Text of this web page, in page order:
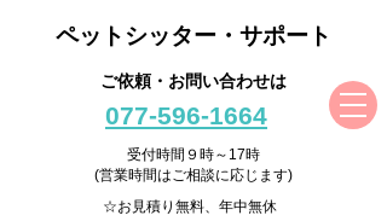
ペットシッター・サポート
ご依頼・お問い合わせは
077-596-1664
受付時間９時～17時
(営業時間はご相談に応じます)
☆お見積り無料、年中無休